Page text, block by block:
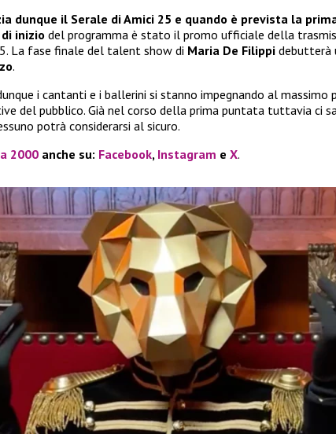
dunque il Serale di Amici 25 e quando è prevista la
inizio del programma è stato il promo ufficiale della
La fase finale del talent show di Maria De Filippi debutterà
.
i cantanti e i ballerini si stanno impegnando al massimo
del pubblico. Già nel corso della prima puntata tuttavia ci
potrà considerarsi al sicuro.
2000 anche su: Facebook, Instagram e X.